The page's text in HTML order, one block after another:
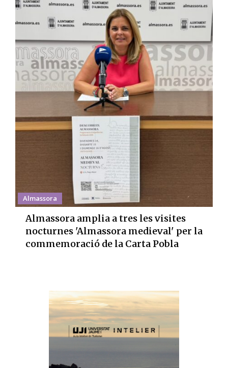
Almassora
Almassora amplia a tres les visites
nocturnes 'Almassora medieval' per la
commemoració de la Carta Pobla